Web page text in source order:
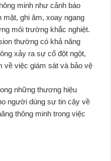
minh như cảnh báo
mặt, ghi âm, xoay ngang
môi trường khắc nghiệt.
thường có khả năng
xảy ra sự cố đột ngột,
về việc giám sát và bảo vệ
những thương hiệu
người dùng sự tin cậy về
thông minh trong việc